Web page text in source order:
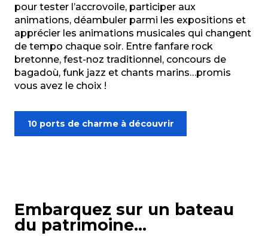
pour tester l’accrovoile, participer aux
animations, déambuler parmi les expositions et
apprécier les animations musicales qui changent
de tempo chaque soir. Entre fanfare rock
bretonne, fest-noz traditionnel, concours de
bagadoù, funk jazz et chants marins…promis
vous avez le choix !
10 ports de charme à découvrir
Embarquez sur un bateau
du patrimoine…